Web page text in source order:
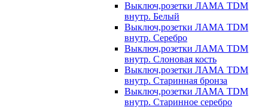
Выключ,розетки ЛАМА TDM
внутр. Белый
Выключ,розетки ЛАМА TDM
внутр. Серебро
Выключ,розетки ЛАМА TDM
внутр. Слоновая кость
Выключ,розетки ЛАМА TDM
внутр. Старинная бронза
Выключ,розетки ЛАМА TDM
внутр. Старинное серебро